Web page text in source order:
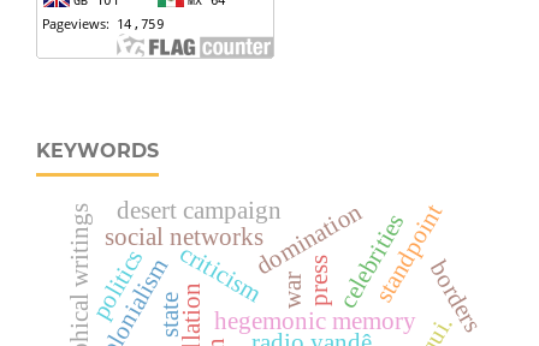
KEYWORDS
hegemonic memory
criticism
social networks celebrities
state
domination
colonialism
standpoint
politics press
war borders
desert campaign